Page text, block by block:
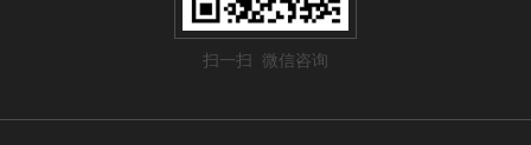
扫一扫 微信咨询